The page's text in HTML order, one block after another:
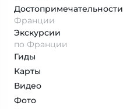
Достопримеча­тельности
Франции
Экскурсии
по Франции
Гиды
Карты
Видео
Фото